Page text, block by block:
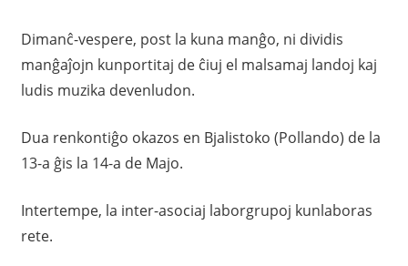
Dimanĉ-vespere, post la kuna manĝo, ni dividis
manĝaĵojn kunportitaj de ĉiuj el malsamaj landoj kaj
ludis muzika devenludon.
Dua renkontiĝo okazos en Bjalistoko (Pollando) de la
13-a ĝis la 14-a de Majo.
Intertempe, la inter-asociaj laborgrupoj kunlaboras
rete.